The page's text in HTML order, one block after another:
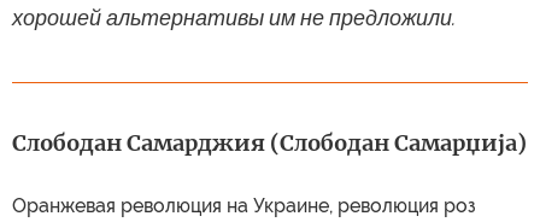
хорошей альтернативы им не предложили.
Слободан Самарджия (Слободан Самарџија)
Оранжевая революция на Украине, революция роз